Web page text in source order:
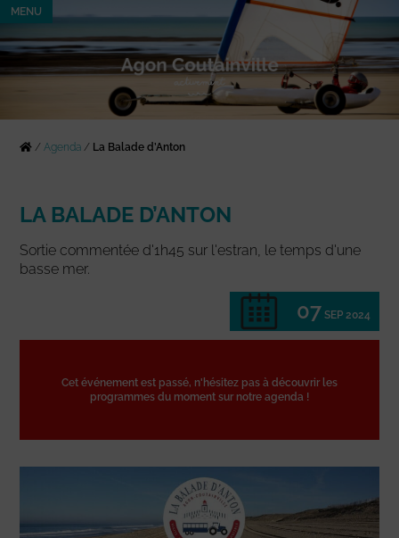
MENU
/Agenda / La Balade d’Anton
LA BALADE D’ANTON
Sortie commentée d'1h45 sur l'estran, le temps d'une
basse mer.
07 SEP 2024
Cet événement est passé, n'hésitez pas à découvrir les
programmes du moment sur notre agenda !